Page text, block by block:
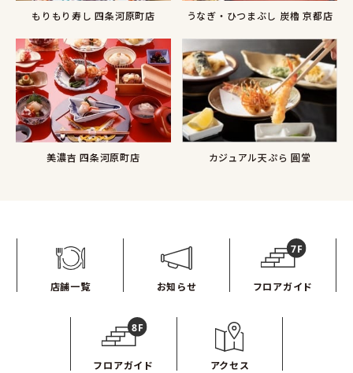
もりもり寿し 四条河原町店 うなぎ・ひつまぶし 炭櫓 京都店
美濃吉 四条河原町店 カジュアル天ぷら 圓堂
店舗一覧 お知らせ フロアガイド
フロアガイド アクセス